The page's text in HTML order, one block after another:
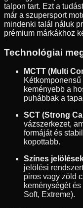
talpon tart. Ezt a
már a szupersport
mindenki talál náluk
prémium márkákhoz
Technológiai
MCTT (Multi
keményebb a
puhábbak a
SCT (Strong
vázszerkezet,
formáját és
kopottabb.
Színes
jelölési
piros vagy zöld
keménységét
Soft, Extreme).